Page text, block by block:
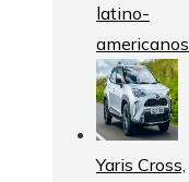
latino-
americanos
Yaris Cross,